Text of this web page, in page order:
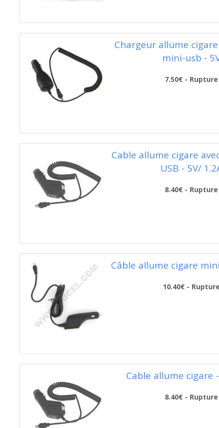
Chargeur allume
mini-usb -
7.50€ - Rupture
Cable allume cigare
USB - 5V/
8.40€ - Rupture
Câble allume cigare
10.40€ -
Cable allume cigare
8.40€ - Rupture